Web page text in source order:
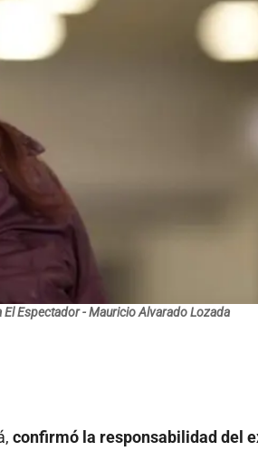
Espectador - Mauricio Alvarado Lozada
confirmó la responsabilidad del